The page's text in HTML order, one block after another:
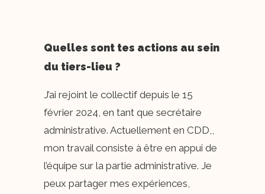
Quelles sont tes actions au sein
du tiers-lieu ?
J’ai rejoint le collectif depuis le 15
février 2024, en tant que secrétaire
administrative. Actuellement en CDD,,
mon travail consiste à être en appui de
l’équipe sur la partie administrative. Je
peux partager mes expériences,